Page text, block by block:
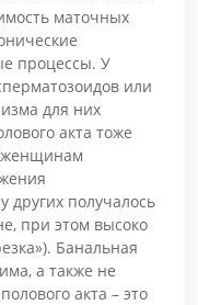
маточных
процессы. У
или
для них
акта тоже
женщинам
других получалось
при этом высоко
Банальная
а также не
акта – это